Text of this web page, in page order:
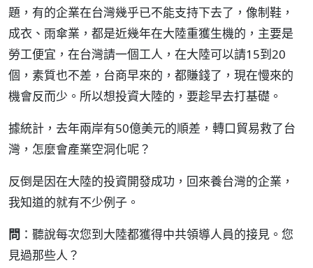
題，有的企業在台灣幾乎已不能支持下去了，像制鞋，
成衣、雨傘業，都是近幾年在大陸重獲生機的，主要是
勞工便宜，在台灣請一個工人，在大陸可以請15到20
個，素質也不差，台商早來的，都賺錢了，現在慢來的
機會反而少。所以想投資大陸的，要趁早去打基礎。
據統計，去年兩岸有50億美元的順差，轉口貿易救了台
灣，怎麼會產業空洞化呢？
反倒是因在大陸的投資開發成功，回來養台灣的企業，
我知道的就有不少例子。
問 ：聽說每次您到大陸都獲得中共領導人員的接見。您
見過那些人？